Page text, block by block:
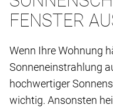
FENSTER
Wenn Ihre Wohnung
Sonneneinstrahlung
hochwertiger
wichtig. Ansonsten